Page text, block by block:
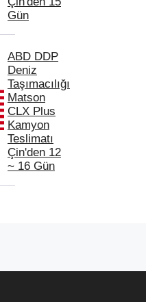
Gün
ABD DDP
Deniz
Taşımacılığı
Matson
CLX Plus
Kamyon
Teslimatı
Çin'den 12
~ 16 Gün